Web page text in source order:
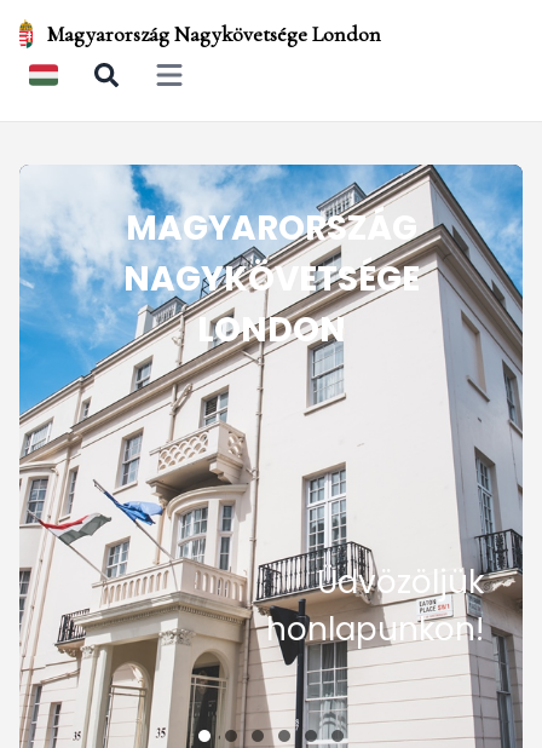
Magyarország Nagykövetsége London
Open main menu
MAGYARORSZÁG
NAGYKÖVETSÉGE
LONDON
Üdvözöljük
honlapunkon!